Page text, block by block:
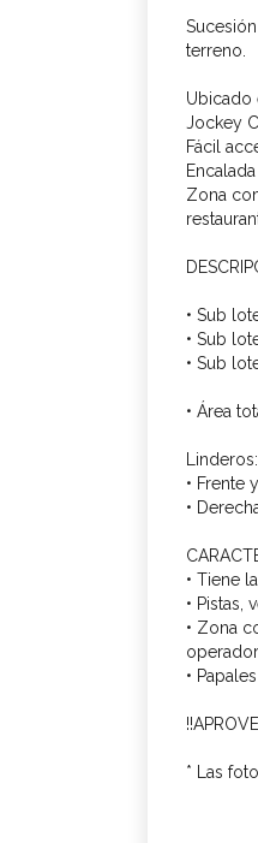
terreno.
Ubicado
Jockey
Fácil
Zona
• Sub
• Sub
• Sub
• Área
Linderos:
• Frente
•
• Tiene
• Pistas,
• Zona
•
* Las